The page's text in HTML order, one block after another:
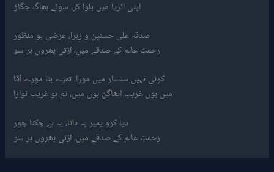
اپنی اٹریا میں بلوا کر، سوئے بھاگ جگاؤ
صدقہ علی حسنین و زہرا، عرضی ہو منظور
رحمتِ عالم کے صدقے میں، اڑتی پھروں ہر سو
کوئی نہیں سنسار میں مورا، تمرے بنا مورے آقا
میں ہوں غریب ابھاگن ہوں میں، تم ہو غریب نوازا
دیا کرو یمیر پہ داتا، یہ ہے چکنا چور
رحمتِ عالم کے صدقے میں، اڑتی پھروں ہر سو